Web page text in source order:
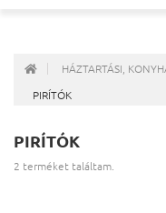
HÁZTARTÁSI,
PIRÍTÓK
PIRÍTÓK
2 terméket találtam.